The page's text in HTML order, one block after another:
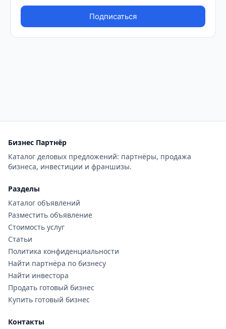
Бизнес Партнёр
Каталог деловых предложений: партнёры, продажа
бизнеса, инвестиции и франшизы.
Разделы
Каталог объявлений
Разместить объявление
Стоимость услуг
Статьи
Политика конфиденциальности
Найти партнёра по бизнесу
Найти инвестора
Продать готовый бизнес
Купить готовый бизнес
Контакты